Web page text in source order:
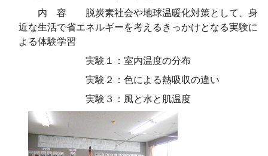
内 容 脱炭素社会や地球温暖化対策として、身
近な生活で省エネルギーを考えるきっかけとなる実験に
よる体験学習
実験１：室内温度の分布
実験２：色による熱吸収の違い
実験３：風と水と肌温度